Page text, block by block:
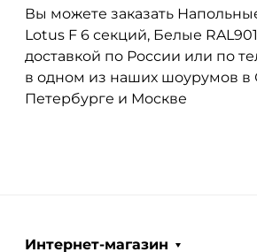
Вы можете заказать
Lotus F 6 секций, Белые
доставкой по России или по
в одном из наших шоурумов в
Петербурге и Москве
Интернет-магазин